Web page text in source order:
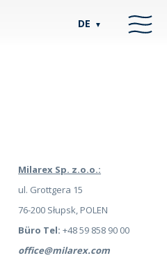
DE ▼
Milarex Sp. z.o.o.:
ul. Grottgera 15
76-200 Słupsk, POLEN
Büro Tel: +48 59 858 90 00
office@milarex.com